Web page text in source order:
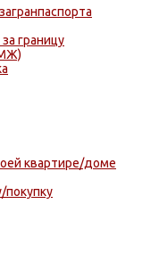
границу
квартире/доме
покупку